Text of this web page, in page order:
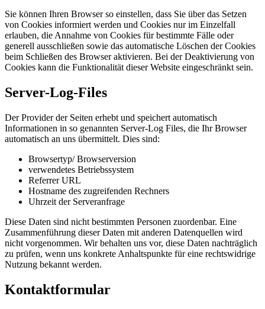
Sie können Ihren Browser so einstellen, dass Sie über das Setzen
von Cookies informiert werden und Cookies nur im Einzelfall
erlauben, die Annahme von Cookies für bestimmte Fälle oder
generell ausschließen sowie das automatische Löschen der Cookies
beim Schließen des Browser aktivieren. Bei der Deaktivierung von
Cookies kann die Funktionalität dieser Website eingeschränkt sein.
Server-Log-Files
Der Provider der Seiten erhebt und speichert automatisch
Informationen in so genannten Server-Log Files, die Ihr Browser
automatisch an uns übermittelt. Dies sind:
Browsertyp/ Browserversion
verwendetes Betriebssystem
Referrer URL
Hostname des zugreifenden Rechners
Uhrzeit der Serveranfrage
Diese Daten sind nicht bestimmten Personen zuordenbar. Eine
Zusammenführung dieser Daten mit anderen Datenquellen wird
nicht vorgenommen. Wir behalten uns vor, diese Daten nachträglich
zu prüfen, wenn uns konkrete Anhaltspunkte für eine rechtswidrige
Nutzung bekannt werden.
Kontaktformular